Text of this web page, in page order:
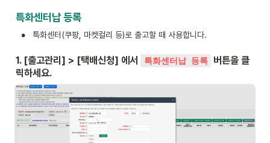
특화센터납 등록
• 특화센터(쿠팡, 마켓컬리 등)로 출고할 때 사용합니다.
1. [출고관리] > [택배신청] 에서 특화센터납 등록
버튼을 클
릭하세요.